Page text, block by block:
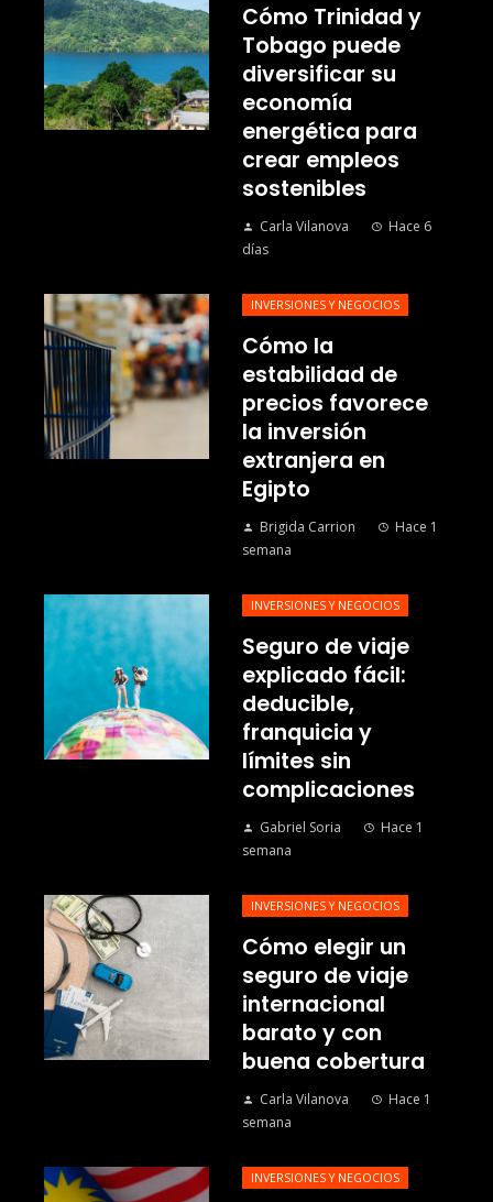
Cómo Trinidad y
Tobago puede
diversificar su
economía
energética para
crear empleos
sostenibles
Carla Vilanova
Hace 6
días
INVERSIONES Y NEGOCIOS
Cómo la
estabilidad de
precios favorece
la inversión
extranjera en
Egipto
Brigida Carrion
Hace 1
semana
INVERSIONES Y NEGOCIOS
Seguro de viaje
explicado fácil:
deducible,
franquicia y
límites sin
complicaciones
Gabriel Soria
Hace 1
semana
INVERSIONES Y NEGOCIOS
Cómo elegir un
seguro de viaje
internacional
barato y con
buena cobertura
Carla Vilanova
Hace 1
semana
INVERSIONES Y NEGOCIOS